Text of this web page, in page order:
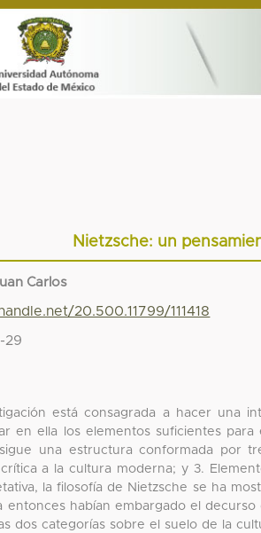
Nietzsche: un
Carlos
20.500.11799/111418
29
está consagrada a hacer una
en ella los elementos suficientes
una estructura conformada por
a la cultura moderna; y 3.
la filosofía de Nietzsche se ha
entonces habían embargado el
dos categorías sobre el suelo de la